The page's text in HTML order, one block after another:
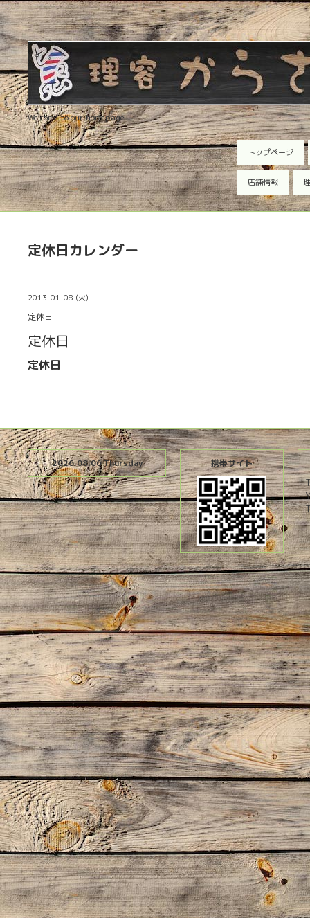
Welcome to our homepage
トップページ
店舗情報
定休日カレンダー
2013-01-08 (火)
定休日
定休日
定休日
2026.08.06 Thursday 携帯サイト